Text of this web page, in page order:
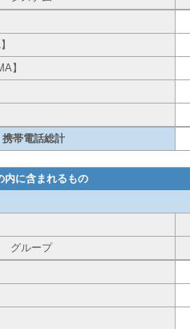
】
携帯電話総計
内に含まれるもの
グループ